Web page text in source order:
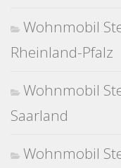
Wohnmobil
Rheinland-Pfalz
Wohnmobil
Saarland
Wohnmobil